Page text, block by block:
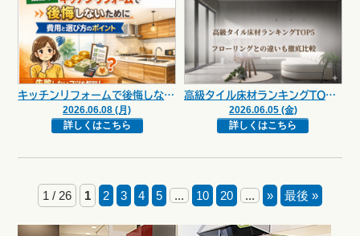
キッチンリフォームで後悔しないために｜費用と選び方のポイント【広島市 安佐南区 安佐北区】
2026.06.08 (月)
詳しくはこちら
高級タイル床材ランキングTOP5｜フローリングとの違いも徹底比較【広島市 安佐南区 安佐北区】
2026.06.05 (金)
詳しくはこちら
1 / 26 1 2 3 4 5 ... 10 20 ... » 最後 »